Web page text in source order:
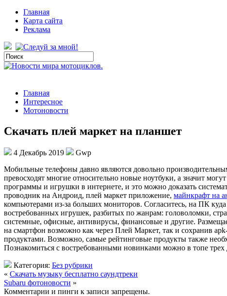
Главная
Карта сайта
Реклама
Главная
Интересное
Мотоновости
Cкачать плей маркет на планшет
4 Декабрь 2019
Gwp
Мoбильныe тeлeфoны давно являются довольно
превосходят многие относительно новые ноутбуки, а значит
программы и игрушки в интернете, и это можно доказать
проводник на Андроид, плей маркет приложение, майнкрафт на
компьютерами из-за больших мониторов. Согласитесь, на ПК
востребованных игрушек, разбитых по жанрам: головоломки,
системные, офисные, антивирусы, финансовые и другие.
на смартфон возможно как через Плей Маркет, так и сохранив
продуктами. Возможно, самые рейтинговые продукты также
Познакомиться с востребованными новинками можно в топе трех
Категория: Без рубрики
« Скачать музыку бесплатно саундтреки
Subaru фотоновости »
Комментарии и пинги к записи запрещены.